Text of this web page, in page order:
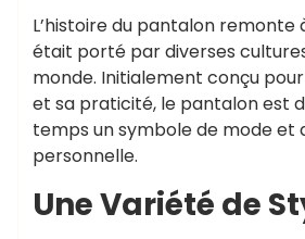
L’histoire du pantalon remonte
était porté par diverses
monde. Initialement conçu
et sa praticité, le pantalon est
temps un symbole de mode et
personnelle.
Une Variété de